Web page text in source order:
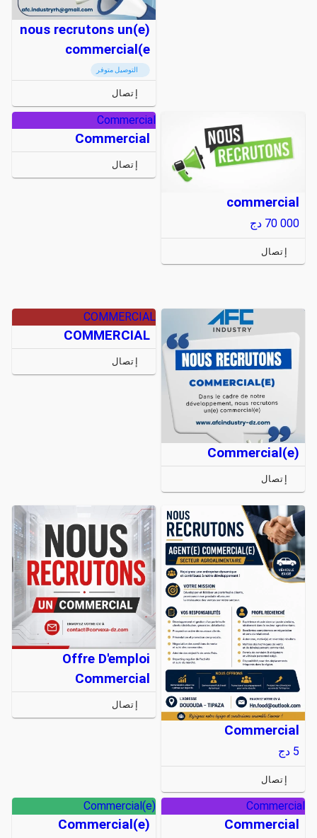
nous recrutons un(e)
commercial(e
التوصيل متوفر
إتصال
commercial
70 000 دج
إتصال
Commercial
Commercial
إتصال
Commercial(e)
إتصال
COMMERCIAL
COMMERCIAL
إتصال
Commercial
5 دج
إتصال
Offre D'emploi
Commercial
إتصال
Commercial
Commercial
Commercial(e)
Commercial(e)